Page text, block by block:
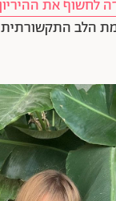
לחשוף את
הלב התקשורתית